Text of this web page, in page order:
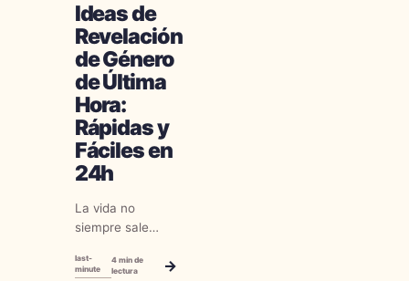
Ideas de
Revelación
de Género
de Última
Hora:
Rápidas y
Fáciles en
24h
La vida no
siempre sale
planeado. Tal vez
last-
minute
4 min de
lectura
→